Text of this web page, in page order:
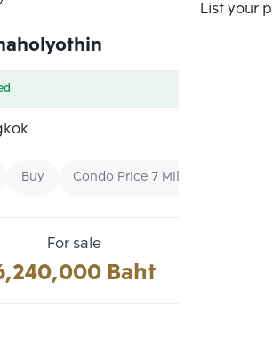
List your
Buy Condo Price 7 Million Baht - 10
For sale
Baht